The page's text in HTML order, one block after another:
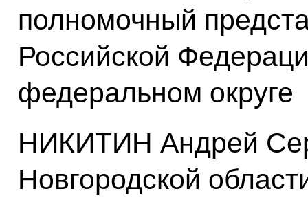
полномочный
Российской
федеральном округе
НИКИТИН Андрей
Новгородской